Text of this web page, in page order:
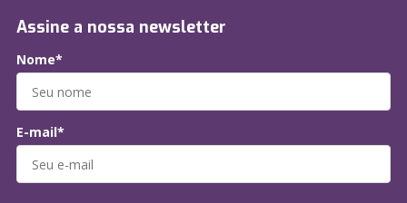
Assine a nossa newsletter
Nome*
E-mail*